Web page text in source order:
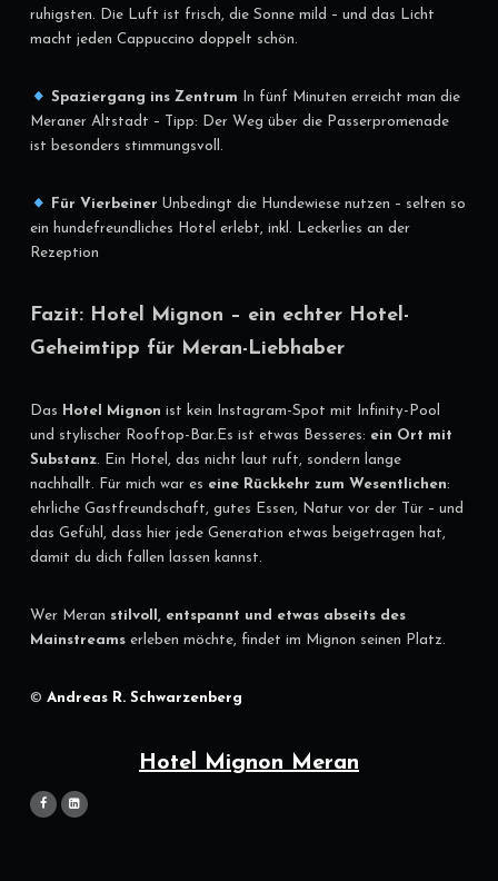
ruhigsten. Die Luft ist frisch, die Sonne mild – und das Licht
macht jeden Cappuccino doppelt schön.
Spaziergang ins Zentrum In fünf Minuten erreicht man die
Meraner Altstadt – Tipp: Der Weg über die Passerpromenade
ist besonders stimmungsvoll.
Für Vierbeiner Unbedingt die Hundewiese nutzen – selten so
ein hundefreundliches Hotel erlebt, inkl. Leckerlies an der
Rezeption
Fazit: Hotel Mignon – ein echter Hotel-
Geheimtipp für Meran-Liebhaber
Das Hotel Mignon ist kein Instagram-Spot mit Infinity-Pool
und stylischer Rooftop-Bar.Es ist etwas Besseres: ein Ort mit
Substanz. Ein Hotel, das nicht laut ruft, sondern lange
nachhallt. Für mich war es eine Rückkehr zum Wesentlichen:
ehrliche Gastfreundschaft, gutes Essen, Natur vor der Tür – und
das Gefühl, dass hier jede Generation etwas beigetragen hat,
damit du dich fallen lassen kannst.
Wer Meran stilvoll, entspannt und etwas abseits des
Mainstreamserleben möchte, findet im Mignon seinen Platz.
© Andreas R. Schwarzenberg
Hotel Mignon Meran